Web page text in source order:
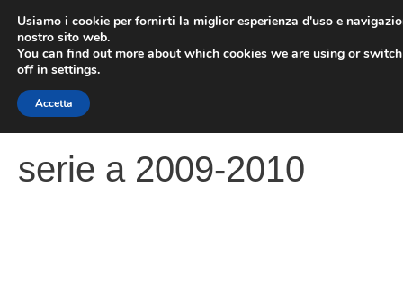
contenuto
serie a 2009-2010
Usiamo i cookie per fornirti la miglior esperienza d'uso e
nostro sito web.
You can find out more about which cookies we are using or
off in settings.
Accetta